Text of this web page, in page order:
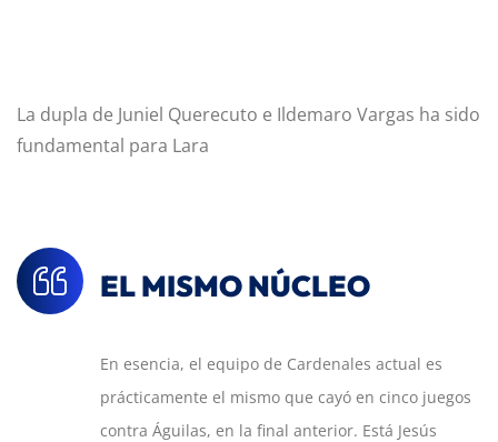
La dupla de Juniel Querecuto e Ildemaro Vargas ha sido
fundamental para Lara
EL MISMO NÚCLEO
En esencia, el equipo de Cardenales actual es
prácticamente el mismo que cayó en cinco juegos
contra Águilas, en la final anterior. Está Jesús